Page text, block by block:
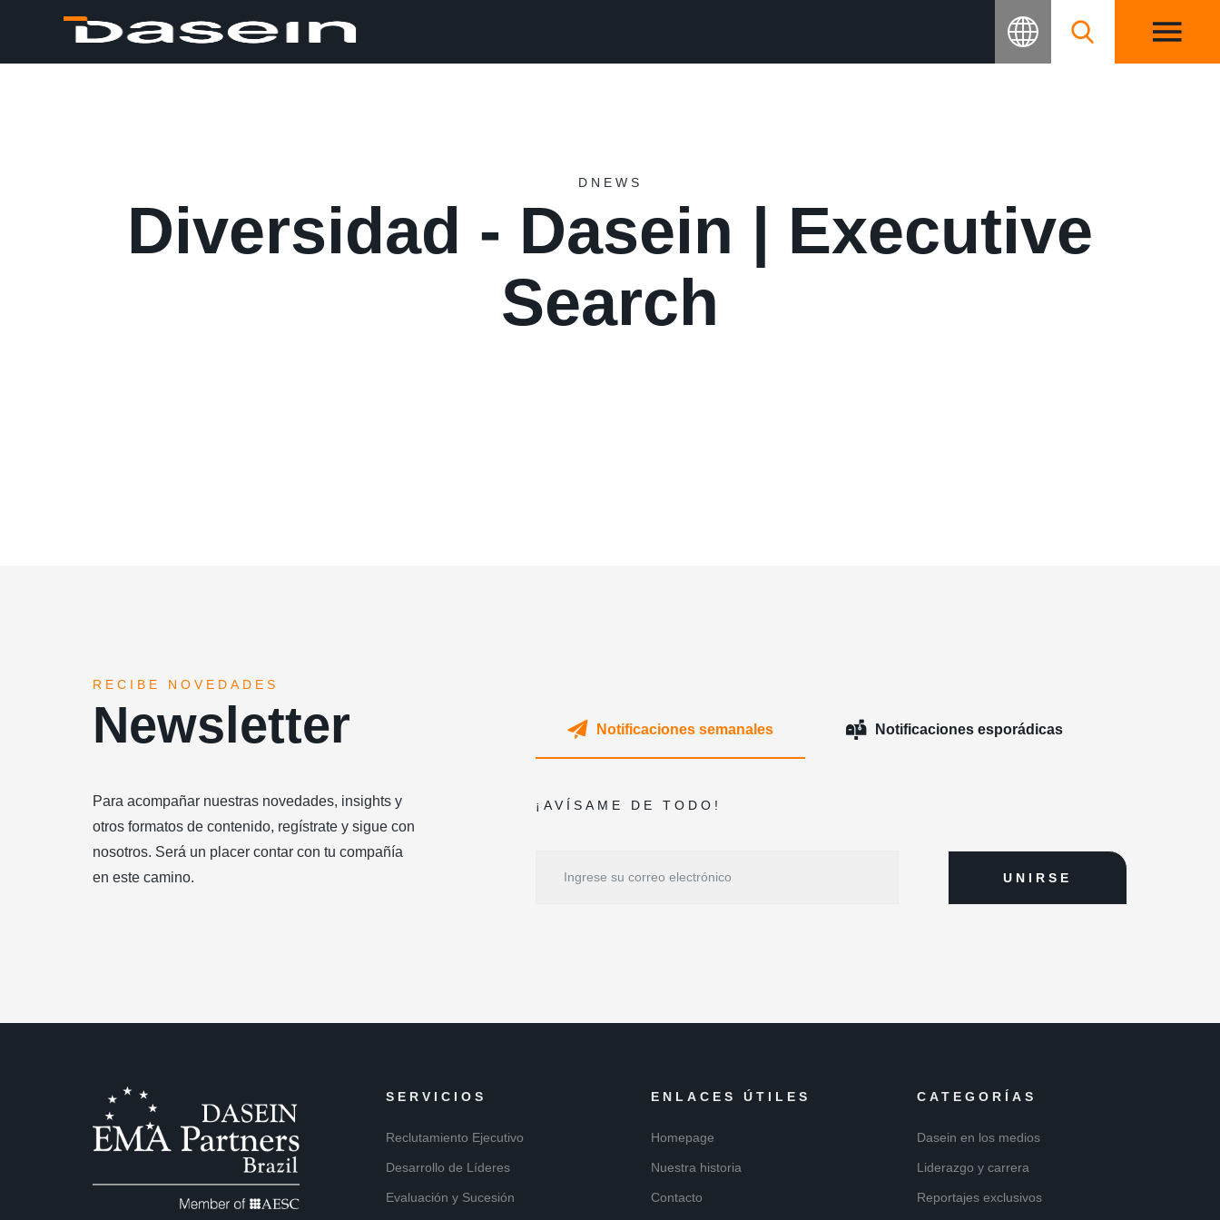
DNEWS
Diversidad - Dasein | Executive
Search
RECIBE NOVEDADES
Newsletter
Para acompañar nuestras novedades, insights y
otros formatos de contenido, regístrate y sigue con
nosotros. Será un placer contar con tu compañía
en este camino.
Notificaciones semanales Notificaciones esporádicas
¡AVÍSAME DE TODO!
SERVICIOS
Reclutamiento Ejecutivo
Desarrollo de Líderes
Evaluación y Sucesión
ENLACES ÚTILES
Homepage
Nuestra historia
Contacto
CATEGORÍAS
Dasein en los medios
Liderazgo y carrera
Reportajes exclusivos